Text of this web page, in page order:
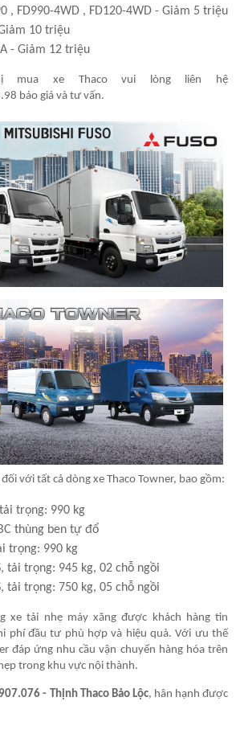
, FD990-4WD , FD120-4WD - Giảm 5 triệu
10 triệu
- Giảm 12 triệu
mua xe Thaco vui lòng liên hệ
báo giá và tư vấn.
với tất cả dòng xe Thaco Towner, bao gồm:
tải trọng: 990 kg
thùng ben tự đổ
trọng: 990 kg
tải trọng: 945 kg, 02 chỗ ngồi
tải trọng: 750 kg, 05 chỗ ngồi
xe tải nhẹ máy xăng được khách hàng tin
phí đầu tư phù hợp và hiệu quả. Với ưu thế
đáp ứng nhu cầu vận chuyển hàng hóa trên
trong khu vực nội thành.
- Thịnh Thaco Bảo Lộc, hân hạnh được